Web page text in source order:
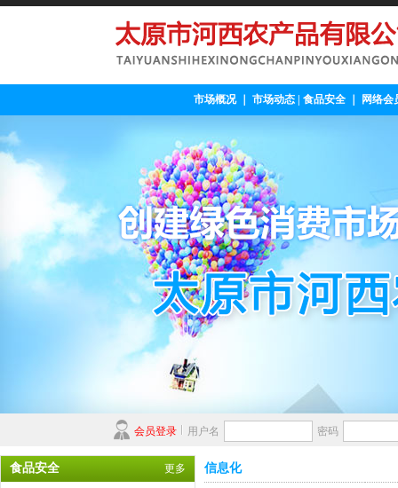
市场概况｜ 市场动态| 食品安全｜ 网络会
会员登录 用户名 密码
食品安全 更多 信息化